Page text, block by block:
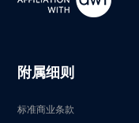
附属细则
标准商业条款